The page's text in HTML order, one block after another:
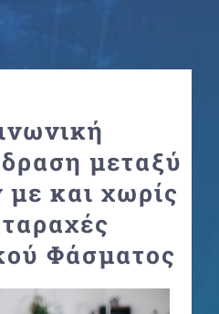
μεταξύ
και χωρίς
Φάσματος